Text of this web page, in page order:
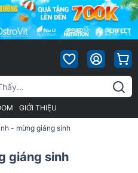
GIỚI THIỆU
- mừng giáng sinh
giáng sinh